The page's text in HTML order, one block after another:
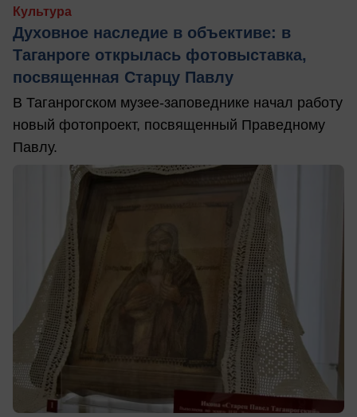
Культура
Духовное наследие в объективе: в
Таганроге открылась фотовыставка,
посвященная Старцу Павлу
В Таганрогском музее-заповеднике начал работу
новый фотопроект, посвященный Праведному
Павлу.